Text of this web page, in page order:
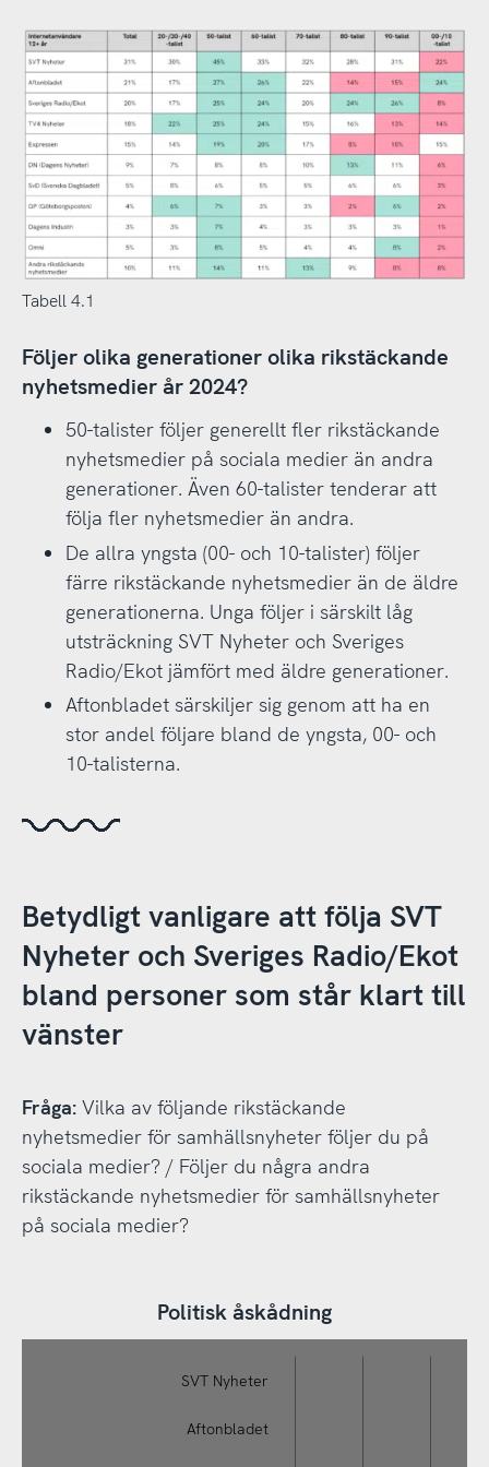
Tabell 4.1
Följer olika generationer olika rikstäckande
nyhetsmedier år 2024?
50-talister följer generellt fler rikstäckande
nyhetsmedier på sociala medier än andra
generationer. Även 60-talister tenderar att
följa fler nyhetsmedier än andra.
De allra yngsta (00- och 10-talister) följer
färre rikstäckande nyhetsmedier än de äldre
generationerna. Unga följer i särskilt låg
utsträckning SVT Nyheter och Sveriges
Radio/Ekot jämfört med äldre generationer.
Aftonbladet särskiljer sig genom att ha en
stor andel följare bland de yngsta, 00- och
10-talisterna.
Betydligt vanligare att följa SVT
Nyheter och Sveriges Radio/Ekot
bland personer som står klart till
vänster
Fråga:Vilka av följande rikstäckande
nyhetsmedier för samhällsnyheter följer du på
sociala medier? / Följer du några andra
rikstäckande nyhetsmedier för samhällsnyheter
på sociala medier?
Politisk åskådning
andra rikstäckande nyhetsmedier för samhällsnyheter
Politisk åskådning
Aftonbladet
SVT Nyheter
placera dig själv på en politisk vänster-högerskala? Klart till